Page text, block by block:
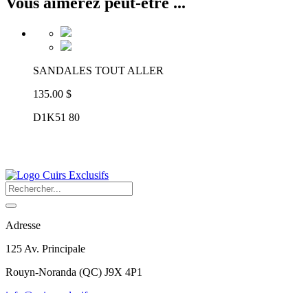
SANDALES TOUT ALLER
135.00 $
D1K51 80
Adresse
125 Av. Principale
Rouyn-Noranda (QC) J9X 4P1